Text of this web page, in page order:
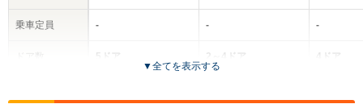
乗車定員 -
5ドア
全高
-
2～4ドア
全高
-
4ドア
▼全てを表示する